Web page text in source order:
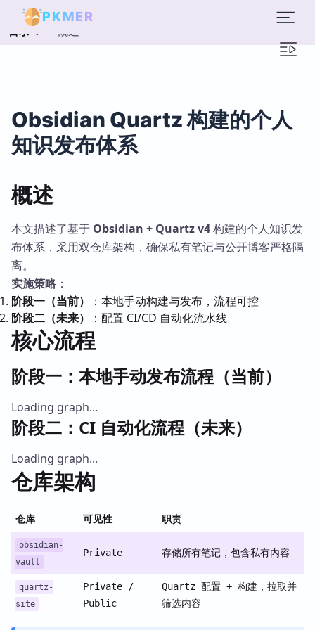
PKMER
目录 概述
Obsidian Quartz 构建的个人
知识发布体系
概述
本文描述了基于 Obsidian + Quartz v4构建的个人知识发
布体系，采用双仓库架构，确保私有笔记与公开博客严格隔
离。
实施策略 ：
阶段一（当前）
：本地手动构建与发布，流程可控
阶段二（未来）
：配置 CI/CD 自动化流水线
核心流程
阶段一：本地手动发布流程（当前）
Loading graph...
阶段二：CI 自动化流程（未来）
Loading graph...
仓库架构
仓库 可见性 职责
obsidian-
vault
Private 存储所有笔记，包含私有内容
quartz-
site
Private /
Public
Quartz 配置 + 构建，拉取并
筛选内容